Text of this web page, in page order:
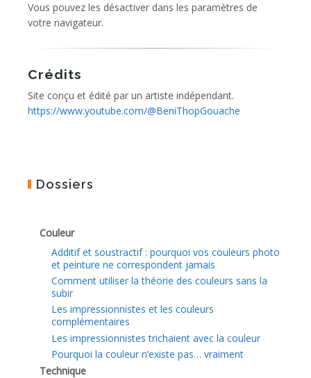
Vous pouvez les désactiver dans les paramètres de
votre navigateur.
Crédits
Site conçu et édité par un artiste indépendant.
https://www.youtube.com/@BeniThopGouache
Dossiers
Couleur
Additif et soustractif : pourquoi vos couleurs photo
et peinture ne correspondent jamais
Comment utiliser la théorie des couleurs sans la
subir
Les impressionnistes et les couleurs
complémentaires
Les impressionnistes trichaient avec la couleur
Pourquoi la couleur n’existe pas… vraiment
Technique